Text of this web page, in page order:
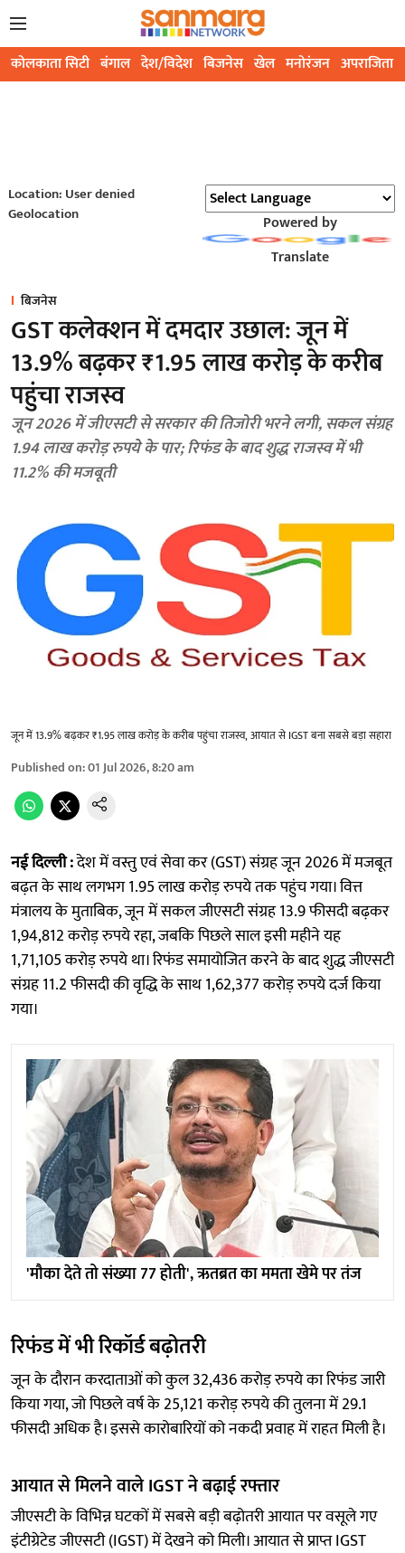
कोलकाता सिटी बंगाल देश/विदेश बिजनेस खेल मनोरंजन अपराजिता
Location: User denied
Geolocation
Powered by
Translate
बिजनेस
GST कलेक्शन में दमदार उछाल: जून में
13.9% बढ़कर ₹1.95 लाख करोड़ के करीब
पहुंचा राजस्व
जून 2026 में जीएसटी से सरकार की तिजोरी भरने लगी, सकल संग्रह
1.94 लाख करोड़ रुपये के पार; रिफंड के बाद शुद्ध राजस्व में भी
11.2% की मजबूती
जून में 13.9% बढ़कर ₹1.95 लाख करोड़ के करीब पहुंचा राजस्व, आयात से IGST बना सबसे बड़ा सहारा
Published on:01 Jul 2026, 8:20 am
नई दिल्ली :देश में वस्तु एवं सेवा कर (GST) संग्रह जून 2026 में मजबूत
बढ़त के साथ लगभग 1.95 लाख करोड़ रुपये तक पहुंच गया। वित्त
मंत्रालय के मुताबिक, जून में सकल जीएसटी संग्रह 13.9 फीसदी बढ़कर
1,94,812 करोड़ रुपये रहा, जबकि पिछले साल इसी महीने यह
1,71,105 करोड़ रुपये था। रिफंड समायोजित करने के बाद शुद्ध जीएसटी
संग्रह 11.2 फीसदी की वृद्धि के साथ 1,62,377 करोड़ रुपये दर्ज किया
गया।
'मौका देते तो संख्या 77 होती', ऋतब्रत का ममता खेमे पर तंज
रिफंड में भी रिकॉर्ड बढ़ोतरी
जून के दौरान करदाताओं को कुल 32,436 करोड़ रुपये का रिफंड जारी
किया गया, जो पिछले वर्ष के 25,121 करोड़ रुपये की तुलना में 29.1
फीसदी अधिक है। इससे कारोबारियों को नकदी प्रवाह में राहत मिली है।
आयात से मिलने वाले IGST ने बढ़ाई रफ्तार
जीएसटी के विभिन्न घटकों में सबसे बड़ी बढ़ोतरी आयात पर वसूले गए
इंटीग्रेटेड जीएसटी (IGST) में देखने को मिली। आयात से प्राप्त IGST